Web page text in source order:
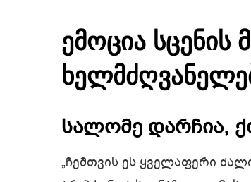
ემოცია
სალომე დარჩია,
„ჩემთვის ეს ყველაფერი